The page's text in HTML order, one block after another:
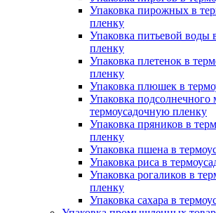
Упаковка пирожных в
пленку
Упаковка питьевой воды
пленку
Упаковка плетенок в
пленку
Упаковка плюшек в
Упаковка подсолнечного
термоусадочную пленку
Упаковка пряников в
пленку
Упаковка пшена в
Упаковка риса в
Упаковка рогаликов в
пленку
Упаковка сахара в